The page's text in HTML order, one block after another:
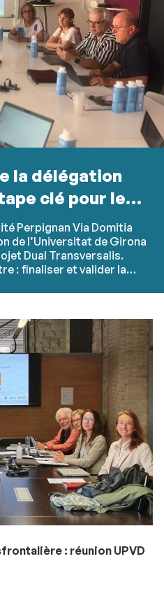
la délégation
clé pour le
Perpignan Via Domitia
de l’Universitat de Girona
Dual Transversalis.
: finaliser et valider la
les éléments
: réunion UPVD